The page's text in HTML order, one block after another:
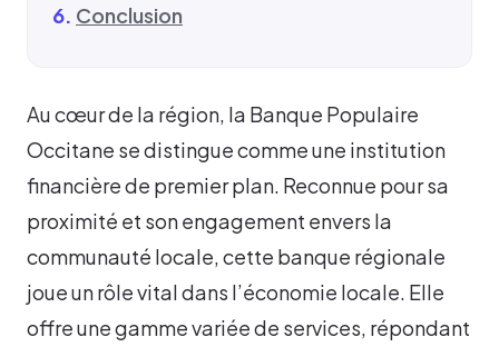
Conclusion
Au cœur de la région, la Banque Populaire
Occitane se distingue comme une institution
financière de premier plan. Reconnue pour sa
proximité et son engagement envers la
communauté locale, cette banque régionale
joue un rôle vital dans l’économie locale. Elle
offre une gamme variée de services, répondant